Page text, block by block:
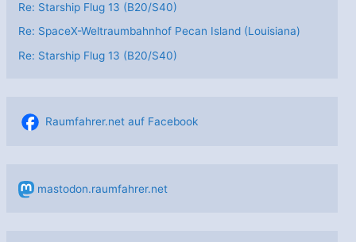
Re: Starship Flug 13 (B20/S40)
Re: SpaceX-Weltraumbahnhof Pecan Island (Louisiana)
Re: Starship Flug 13 (B20/S40)
Raumfahrer.net auf Facebook
mastodon.raumfahrer.net